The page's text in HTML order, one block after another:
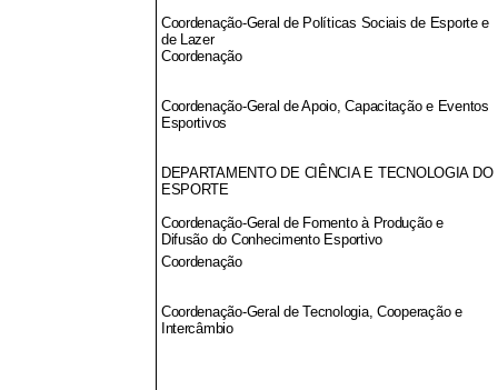
Coordenação-Geral de Políticas Sociais de Esporte e
de Lazer
Coordenação
Coordenação-Geral de Apoio, Capacitação e Eventos
Esportivos
DEPARTAMENTO DE CIÊNCIA E TECNOLOGIA DO
ESPORTE
Coordenação-Geral de Fomento à Produção e
Difusão do Conhecimento Esportivo
Coordenação
Coordenação-Geral de Tecnologia, Cooperação e
Intercâmbio